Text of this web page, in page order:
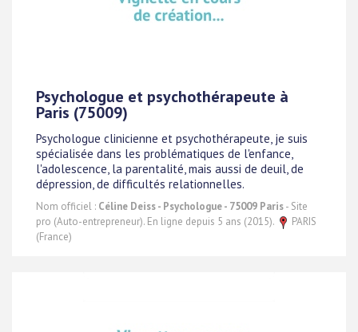
Psychologue et psychothérapeute à
Paris (75009)
Psychologue clinicienne et psychothérapeute, je suis
spécialisée dans les problématiques de l'enfance,
l'adolescence, la parentalité, mais aussi de deuil, de
dépression, de difficultés relationnelles.
Nom officiel : Céline Deiss - Psychologue - 75009 Paris- Site
pro (Auto-entrepreneur). En ligne depuis 5 ans (2015).
PARIS
(France)